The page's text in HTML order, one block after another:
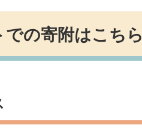
の寄附はこちら